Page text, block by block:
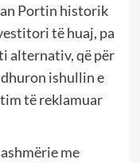
Portin historik
të huaj, pa
alternativ, që për
ishullin e
të reklamuar
me